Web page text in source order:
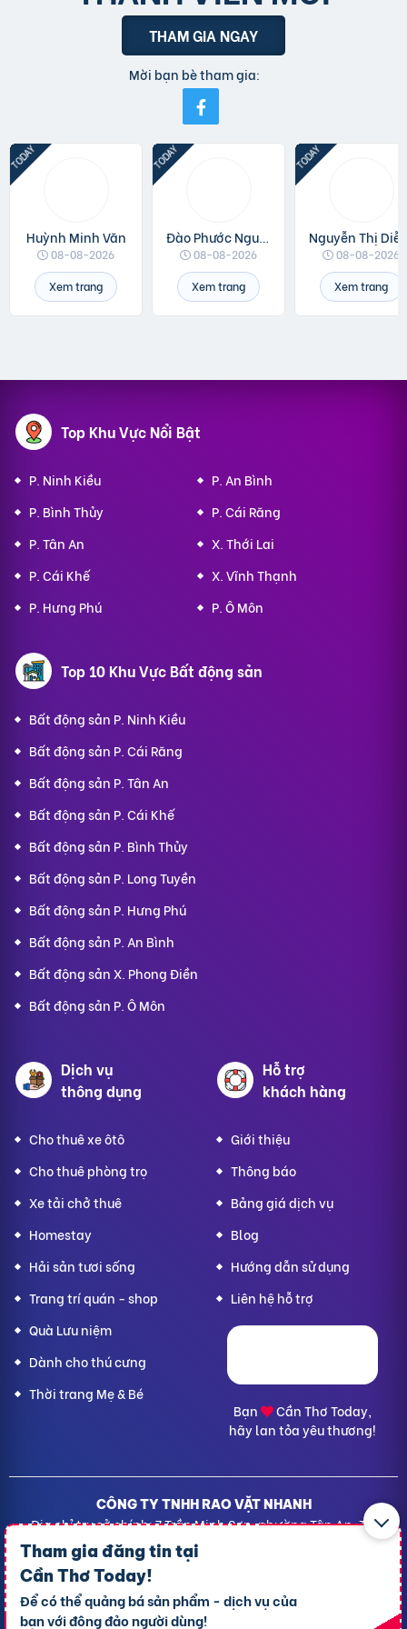
Tham gia đăng tin tại
Cần Thơ Today!
Để có thể quảng bá sản phẩm - dịch vụ của
bạn với đông đảo người dùng!
THAM GIA NGAY
Mời bạn bè tham gia:
Huỳnh Minh Văn
08-08-2026
Xem trang
Đào Phước Nguyên
08-08-2026
Xem trang
08-08-2026
Xem trang
Top Khu Vực Nổi Bật
P. Ninh Kiều
P. An Bình
P. Bình Thủy
P. Cái Răng
P. Tân An
X. Thới Lai
P. Cái Khế
X. Vĩnh Thạnh
P. Hưng Phú
P. Ô Môn
Top 10 Khu Vực Bất động sản
Bất động sản P. Ninh Kiều
Bất động sản P. Cái Răng
Bất động sản P. Tân An
Bất động sản P. Cái Khế
Bất động sản P. Bình Thủy
Bất động sản P. Long Tuyền
Bất động sản P. Hưng Phú
Bất động sản P. An Bình
Bất động sản X. Phong Điền
Bất động sản P. Ô Môn
Dịch vụ
thông dụng
Cho thuê xe ôtô
Cho thuê phòng trọ
Xe tải chở thuê
Homestay
Hải sản tươi sống
Trang trí quán - shop
Quà Lưu niệm
Dành cho thú cưng
Thời trang Mẹ & Bé
Hỗ trợ
khách hàng
Giới thiệu
Thông báo
Bảng giá dịch vụ
Blog
Hướng dẫn sử dụng
Liên hệ hỗ trợ
Bạn
Cần Thơ Today,
hãy lan tỏa yêu thương!
CÔNG TY TNHH RAO VẶT NHANH
Địa chỉ trụ sở chính: 7 Trần Minh Sơn, phường Tân An, TP.
Cần Thơ
Giấy CNĐKDN: 1801717351 – Ngày cấp: 24/01/2022 - Cơ
quan cấp: Phòng Đăng ký kinh doanh – Sở kế hoạch và
Đầu tư TP. Cần Thơ